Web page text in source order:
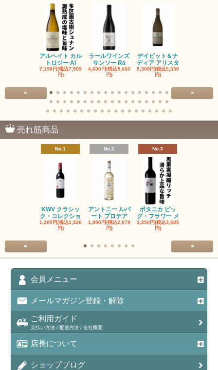
アルヘイト カル
トロジー Al
7,190円(税込7,909
円)
ラールワインズ
サンソー Ra
4,600円(税込5,060
円)
デイビット＆ナ
ディア アリスタ
5,300円(税込5,830
円)
< >
売れ筋商品
No.1
KWV クラシッ
ク・コレクショ
1,200円(税込1,320
円)
No.2
アントニー ルパ
ート プロテア
1,890円(税込2,079
円)
No.3
ボタニカ ビッ
グ・フラワー メ
3,350円(税込3,685
円)
< >
会員メニュー
メールマガジン登録・解除
ご利用ガイド
支払い方法 / 配送方法 / 会社概要
店長について
ショップブログ